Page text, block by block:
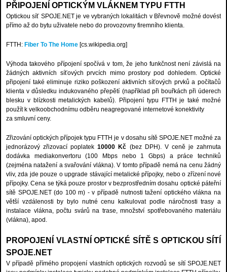
PŘIPOJENÍ OPTICKÝM VLÁKNEM TYPU FTTH
Optickou síť SPOJE.NET je ve vybraných lokalitách v Břevnově možné dovést
přímo až do bytu uživatele nebo do provozovny firemního klienta.
FTTH: Fiber To The Home [cs.wikipedia.org]
Výhoda takového přípojení spočívá v tom, že jeho funkčnost není závislá na
žádných aktivních síťových prvcích mimo prostory pod dohledem. Optické
připojení také eliminuje riziko poškození aktivních síťových prvků a počítačů
klienta v důsledku indukovaného přepětí (například při bouřkách při úderech
blesku v blízkosti metalických kabelů). Připojení typu FTTH je také možné
použít k velkoobchodnímu odběru neagregované internetové konektivity
za smluvní ceny.
Zřizování optických přípojek typu FTTH je v dosahu sítě SPOJE.NET možné za
jednorázový zřizovací poplatek10000 Kč (bez DPH). V ceně je zahrnuta
dodávka mediakonvertoru (100 Mbps nebo 1 Gbps) a práce techniků
(zejména natažení a svařování vlákna). V tomto případě nemá na cenu žádný
vliv, zda jde pouze o upgrade stávající metalické přípojky, nebo o zřízení nové
přípojky. Cena se týká pouze prostor v bezprostředním dosahu optické páteřní
sítě SPOJE.NET (do 100 m) - v případě nutnosti tažení optického vlákna na
větší vzdálenosti by bylo nutné cenu kalkulovat podle náročnosti trasy a
instalace vlákna, počtu svárů na trase, množství spotřebovaného materiálu
(vlákna), apod.
PROPOJENÍ VLASTNÍ OPTICKÉ SÍTĚ S OPTICKOU SÍTÍ
SPOJE.NET
V případě přímého propojení vlastních optických rozvodů se sítí SPOJE.NET